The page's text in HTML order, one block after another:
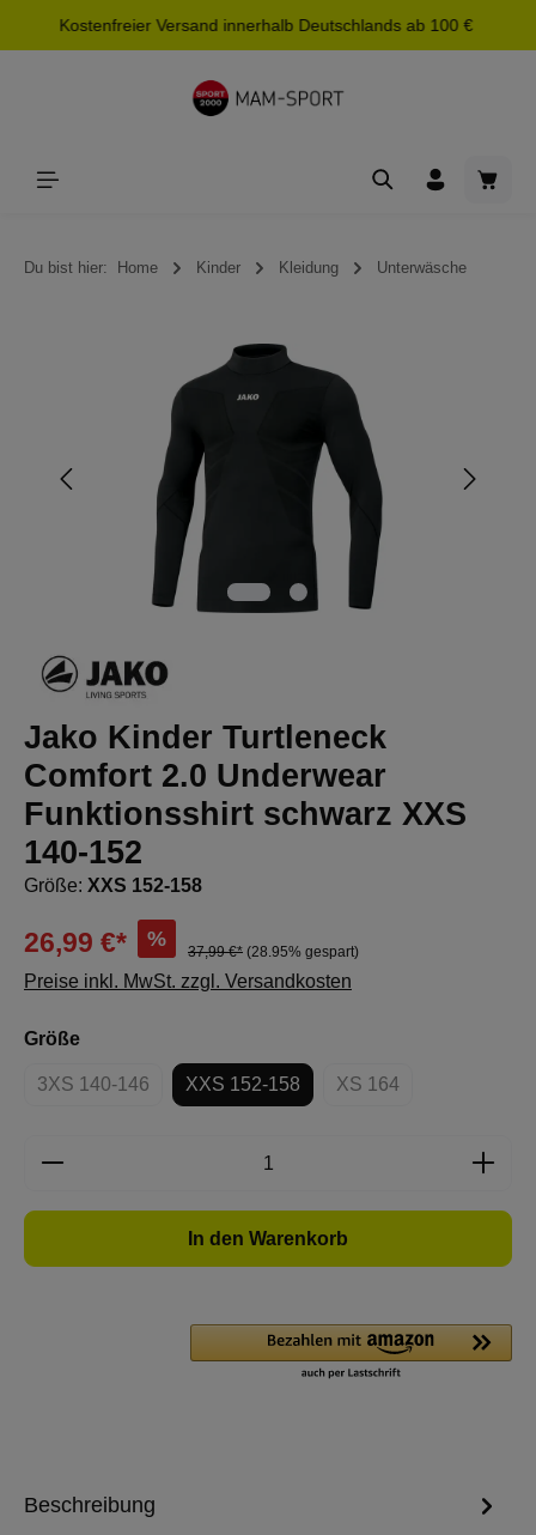
springen
Kostenfreier Versand innerhalb Deutschlands ab 100 €
Du bist hier: Home Kinder Kleidung Unterwäsche
Bildergalerie überspringen
Jako Kinder Turtleneck
Comfort 2.0 Underwear
Funktionsshirt schwarz XXS
140-152
Größe: XXS 152-158
26,99 €* %
37,99 €* (28.95% gespart)
Preise inkl. MwSt. zzgl. Versandkosten
Größeauswählen
3XS 140-146
(Diese Option ist zurzeit nicht verfügbar.)
XXS 152-158 XS 164
(Diese Option ist
Produkt Anzahl: Gib den gewünschten
In den Warenkorb
Beschreibung